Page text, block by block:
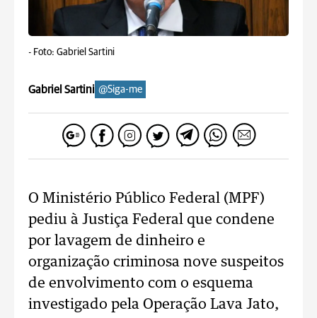
- Foto: Gabriel Sartini
Gabriel Sartini @Siga-me
O Ministério Público Federal (MPF)
pediu à Justiça Federal que condene
por lavagem de dinheiro e
organização criminosa nove suspeitos
de envolvimento com o esquema
investigado pela Operação Lava Jato,